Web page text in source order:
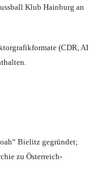
Klub Hainburg an
(CDR, AI
Bielitz gegründet;
zu Österreich-